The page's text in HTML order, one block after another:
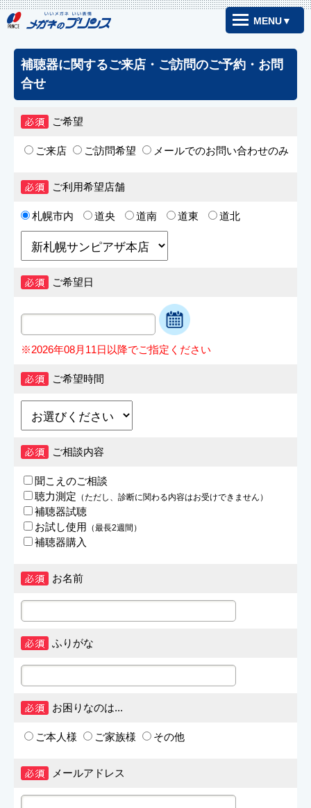
MENU▼
補聴器に関するご来店・ご訪問のご予約・お問
合せ
ご希望
ご来店 ご訪問希望 メールでのお問い合わせのみ
ご利用希望店舗
札幌市内 道央 道南 道東 道北
ご希望日
※2026年08月11日以降でご指定ください
ご希望時間
ご相談内容
聞こえのご相談
聴力測定 （ただし、診断に関わる内容はお受けできません）
補聴器試聴
お試し使用 （最長2週間）
補聴器購入
お名前
ふりがな
お困りなのは...
ご本人様 ご家族様 その他
メールアドレス